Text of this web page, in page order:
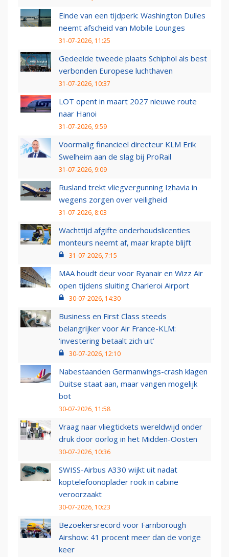
Einde van een tijdperk: Washington Dulles
neemt afscheid van Mobile Lounges
31-07-2026, 11:25
Gedeelde tweede plaats Schiphol als best
verbonden Europese luchthaven
31-07-2026, 10:37
LOT opent in maart 2027 nieuwe route
naar Hanoi
31-07-2026, 9:59
Voormalig financieel directeur KLM Erik
Swelheim aan de slag bij ProRail
31-07-2026, 9:09
Rusland trekt vliegvergunning Izhavia in
wegens zorgen over veiligheid
31-07-2026, 8:03
Wachttijd afgifte onderhoudslicenties
monteurs neemt af, maar krapte blijft
31-07-2026, 7:15
MAA houdt deur voor Ryanair en Wizz Air
open tijdens sluiting Charleroi Airport
30-07-2026, 14:30
Business en First Class steeds
belangrijker voor Air France-KLM:
‘investering betaalt zich uit’
30-07-2026, 12:10
Nabestaanden Germanwings-crash klagen
Duitse staat aan, maar vangen mogelijk
bot
30-07-2026, 11:58
Vraag naar vliegtickets wereldwijd onder
druk door oorlog in het Midden-Oosten
30-07-2026, 10:36
SWISS-Airbus A330 wijkt uit nadat
koptelefoonoplader rook in cabine
veroorzaakt
30-07-2026, 10:23
Bezoekersrecord voor Farnborough
Airshow: 41 procent meer dan de vorige
keer